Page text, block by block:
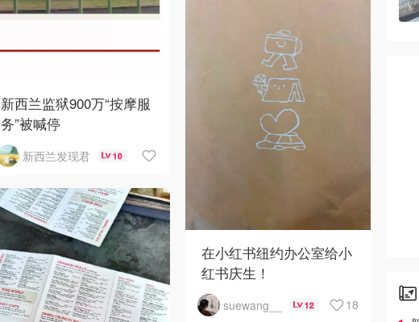
新西兰监狱900万“按摩服
务”被喊停
新西兰发现君 10
在小红书纽约办公室给小
红书庆生！
suewang__ 12 18